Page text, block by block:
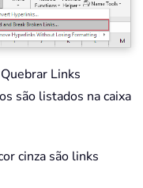
Links
são listados na caixa
cinza são links